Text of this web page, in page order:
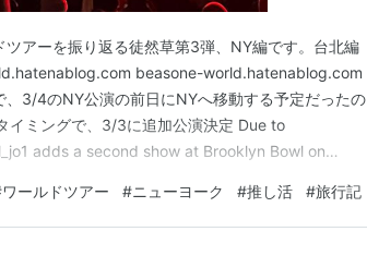
アーを振り返る徒然草第3弾、NY編です。台北編
beasone-world.hatenablog.com
、3/4のNY公演の前日にNYへ移動する予定だったの
イミングで、3/3に追加公演決定 Due to
adds a second show at Brooklyn Bowl on
ワールドツアー #ニューヨーク #推し活 #旅行記